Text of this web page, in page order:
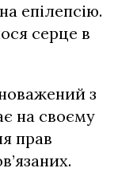
епілепсію.
серце в
з
на своєму
прав